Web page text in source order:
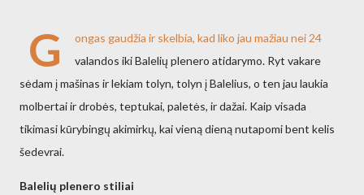
G
ongas gaudžia ir skelbia, kad liko jau mažiau nei 24
valandos iki Balelių plenero atidarymo. Ryt vakare
sėdam į mašinas ir lekiam tolyn, tolyn į Balelius, o ten jau laukia
molbertai ir drobės, teptukai, paletės, ir dažai. Kaip visada
tikimasi kūrybingų akimirkų, kai vieną dieną nutapomi bent kelis
šedevrai.
Balelių plenero stiliai